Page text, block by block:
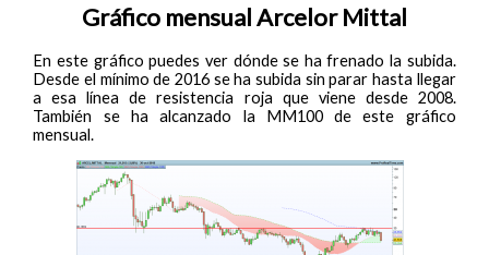
Gráfico mensual Arcelor Mittal
En este gráfico puedes ver dónde se ha frenado la subida.
Desde el mínimo de 2016 se ha subida sin parar hasta llegar
a esa línea de resistencia roja que viene desde 2008.
También se ha alcanzado la MM100 de este gráfico
mensual.